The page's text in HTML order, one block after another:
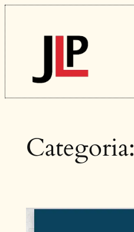
Vai
al
contenuto
Categoria: